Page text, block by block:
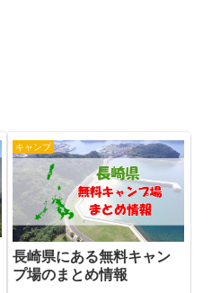
キャンプ
長崎県にある無料キャン
プ場のまとめ情報